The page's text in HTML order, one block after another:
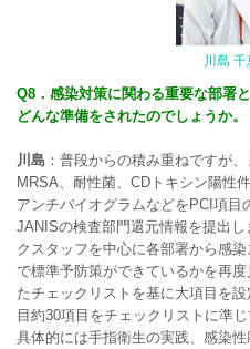
川島
Q8．感染対策に関わる重要な部署
どんな準備をされたのでしょうか。
川島 ：普段からの積み重ねですが
MRSA、耐性菌、CDトキシン陽性
アンチバイオグラムなどをPCI項目
JANISの検査部門還元情報を提出
クスタッフを中心に各部署から感
で標準予防策ができているかを再
たチェックリストを基に大項目を
目約30項目をチェックリストに準
具体的には手指衛生の実践、感染